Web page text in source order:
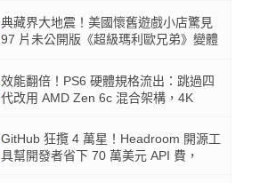
典藏界大地震！美國懷舊遊戲小店驚見
97 片未公開版《超級瑪利歐兄弟》變體
效能翻倍！PS6 硬體規格流出：跳過四
代改用 AMD Zen 6c 混合架構，4K
GitHub 狂攬 4 萬星！Headroom 開源工
具幫開發者省下 70 萬美元 API 費，